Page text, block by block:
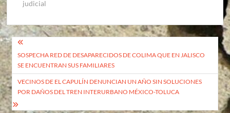
judicial
Navegación
de
entradas
SOSPECHA RED DE DESAPARECIDOS DE COLIMA QUE EN JALISCO
SE ENCUENTRAN SUS FAMILIARES
VECINOS DE EL CAPULÍN DENUNCIAN UN AÑO SIN SOLUCIONES
POR DAÑOS DEL TREN INTERURBANO MÉXICO-TOLUCA